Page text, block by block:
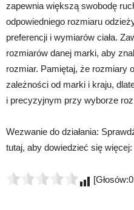
zapewnia większą swobodę
odpowiedniego rozmiaru
preferencji i wymiarów ciała.
rozmiarów danej marki, aby
rozmiar. Pamiętaj, że rozmiary
zależności od marki i kraju,
i precyzyjnym przy wyborze
Wezwanie do działania:
tutaj, aby dowiedzieć się więcej: